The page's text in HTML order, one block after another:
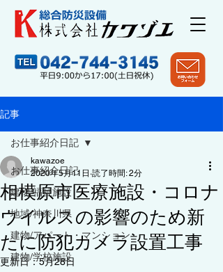
記事
お仕事紹介日記
建物/福祉施設
地域/神奈川県
建物/アパート・マンション
建物/学校施設
お仕事紹介日記
相模原市医療施設・コロナ
ウイルスの影響のため新
たに防犯カメラ設置工事
kawazoe
2020年5月11日 読了時間: 2分
更新日：5月28日